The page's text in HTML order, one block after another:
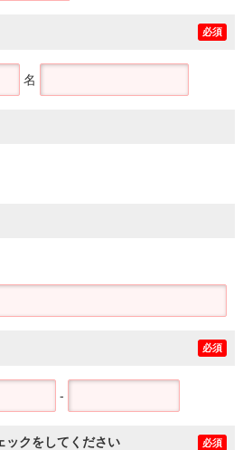
必須
名
必須
-
ックをしてください 必須